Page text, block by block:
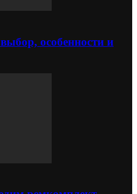
особенности и